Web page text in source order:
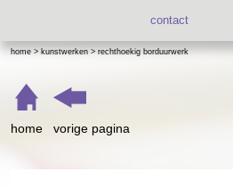
contact
home > kunstwerken > rechthoekig borduurwerk
home vorige pagina